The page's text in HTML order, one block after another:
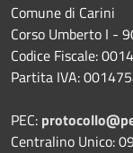
Comune di Carini
Corso Umberto I -
Codice Fiscale:
Partita IVA:
PEC:
Centralino Unico: